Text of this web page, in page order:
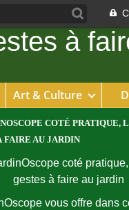
Art & Culture
COTÉ PRATIQUE,
FAIRE AU JARDIN
vous offre dans